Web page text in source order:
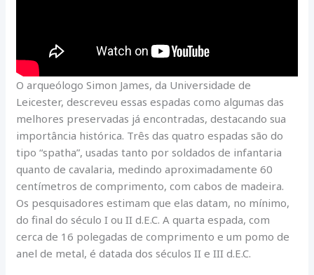
O arqueólogo Simon James, da Universidade de
Leicester, descreveu essas espadas como algumas das
melhores preservadas já encontradas, destacando sua
importância histórica. Três das quatro espadas são do
tipo “spatha”, usadas tanto por soldados de infantaria
quanto de cavalaria, medindo aproximadamente 60
centímetros de comprimento, com cabos de madeira.
Os pesquisadores estimam que elas datam, no mínimo,
do final do século I ou II d.E.C. A quarta espada, com
cerca de 16 polegadas de comprimento e um pomo de
anel de metal, é datada dos séculos II e III d.E.C.